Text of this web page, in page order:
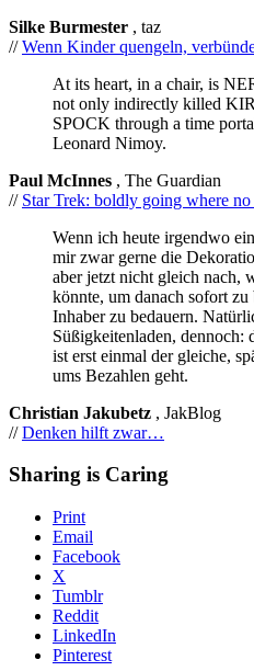
Silke Burmester , taz
//Wenn Kinder quengeln,
At its heart, in a chair, is
not only indirectly killed
SPOCK through a time
Leonard Nimoy.
Paul McInnes , The Guardian
// Star Trek: boldly going where
Wenn ich heute irgendwo
mir zwar gerne die
aber jetzt nicht gleich nach,
könnte, um danach sofort zu
Inhaber zu bedauern.
Süßigkeitenladen, dennoch:
ist erst einmal der gleiche,
ums Bezahlen geht.
Christian Jakubetz , JakBlog
//Denken hilft zwar…
Sharing is Caring
Print
Email
Facebook
X
Tumblr
Reddit
LinkedIn
Pinterest